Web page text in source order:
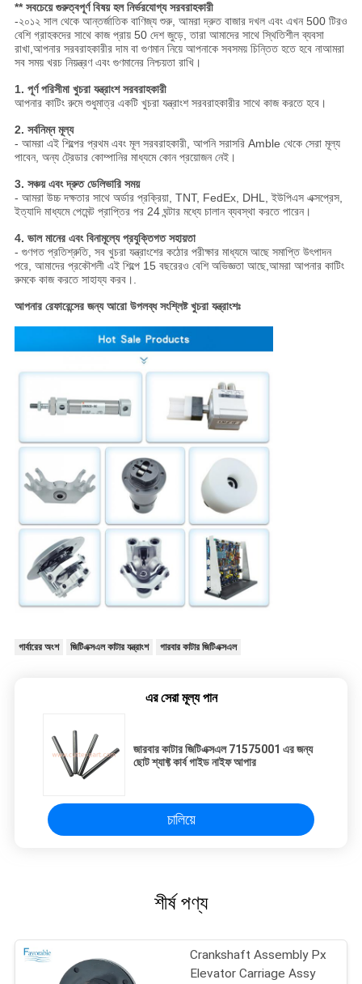
** সবচেয়ে গুরুত্বপূর্ণ বিষয় হল নির্ভরযোগ্য সরবরাহকারী
-২০১২ সাল থেকে আন্তর্জাতিক বাণিজ্য শুরু, আমরা দ্রুত বাজার দখল এবং এখন 500 টিরও
বেশি গ্রাহকদের সাথে কাজ প্রায় 50 দেশ জুড়ে, তারা আমাদের সাথে স্থিতিশীল ব্যবসা
রাখা,আপনার সরবরাহকারীর দাম বা গুণমান নিয়ে আপনাকে সবসময় চিন্তিত হতে হবে নাআমরা
সব সময় খরচ নিয়ন্ত্রণ এবং গুণমানের নিশ্চয়তা রাখি।
1. পূর্ণ পরিসীমা খুচরা যন্ত্রাংশ সরবরাহকারী
আপনার কাটিং রুমে শুধুমাত্র একটি খুচরা যন্ত্রাংশ সরবরাহকারীর সাথে কাজ করতে হবে।
2. সর্বনিম্ন মূল্য
- আমরা এই শিল্পের প্রথম এবং মূল সরবরাহকারী, আপনি সরাসরি Amble থেকে সেরা মূল্য
পাবেন, অন্য ট্রেডার কোম্পানির মাধ্যমে কোন প্রয়োজন নেই।
3. সঞ্চয় এবং দ্রুত ডেলিভারি সময়
- আমরা উচ্চ দক্ষতার সাথে অর্ডার প্রক্রিয়া, TNT, FedEx, DHL, ইউপিএস এক্সপ্রেস,
ইত্যাদি মাধ্যমে পেমেন্ট প্রাপ্তির পর 24 ঘন্টার মধ্যে চালান ব্যবস্থা করতে পারেন।
4. ভাল মানের এবং বিনামূল্যে প্রযুক্তিগত সহায়তা
- গুণগত প্রতিশ্রুতি, সব খুচরা যন্ত্রাংশের কঠোর পরীক্ষার মাধ্যমে আছে সমাপ্তি উৎপাদন
পরে, আমাদের প্রকৌশলী এই শিল্পে 15 বছরেরও বেশি অভিজ্ঞতা আছে,আমরা আপনার কাটিং
রুমকে কাজ করতে সাহায্য করব।.
আপনার রেফারেন্সের জন্য আরো উপলব্ধ সংশ্লিষ্ট খুচরা যন্ত্রাংশঃ
গার্বারের অংশ জিটিএক্সএল কাটার যন্ত্রাংশ গারবার কাটার জিটিএক্সএল
এর সেরা মূল্য পান
জারবার কাটার জিটিএক্সএল 71575001 এর জন্য
ছোট শ্যাফ্ট কার্ব গাইড নাইফ আপার
চালিয়ে
শীর্ষ পণ্য
Crankshaft Assembly Px
Elevator Carriage Assy